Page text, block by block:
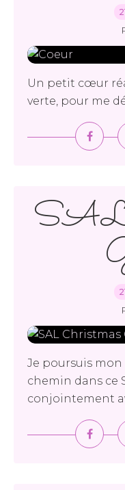
Un petit cœur
verte, pour me
SAL
Je poursuis
chemin dans ce
conjointement